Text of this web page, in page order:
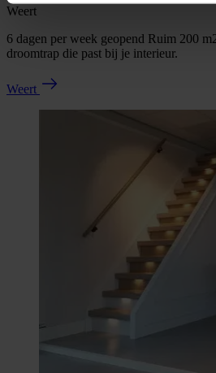
Weert
6 dagen per week geopend Ruim 200
droomtrap die past bij je interieur.
Weert